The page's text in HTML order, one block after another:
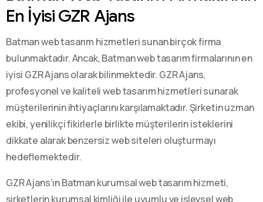
En İyisi GZR Ajans
Batman web tasarım hizmetleri sunan birçok firma
bulunmaktadır. Ancak, Batman web tasarım firmalarının en
iyisi GZR Ajans olarak bilinmektedir. GZR Ajans,
profesyonel ve kaliteli web tasarım hizmetleri sunarak
müşterilerinin ihtiyaçlarını karşılamaktadır. Şirketin uzman
ekibi, yenilikçi fikirlerle birlikte müşterilerin isteklerini
dikkate alarak benzersiz web siteleri oluşturmayı
hedeflemektedir.
GZR Ajans’ın Batman kurumsal web tasarım hizmeti,
şirketlerin kurumsal kimliği ile uyumlu ve işlevsel web